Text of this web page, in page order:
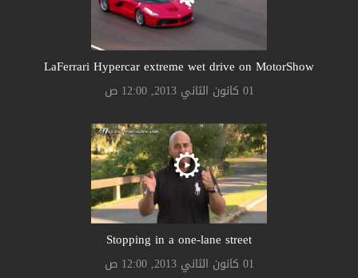
LaFerrari Hypercar extreme wet drive on MotorShow
01 كانون الثاني 2013, 12:00 ص
Stopping in a one-lane street
01 كانون الثاني 2013, 12:00 ص